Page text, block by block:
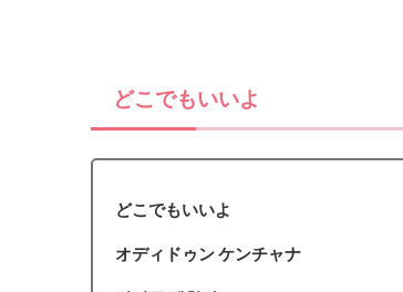
どこでもいいよ
どこでもいいよ
オディドゥン ケンチャナ